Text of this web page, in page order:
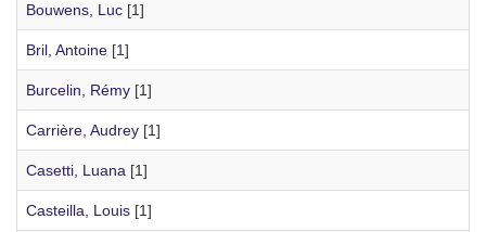
Bouwens, Luc [1]
Bril, Antoine [1]
Burcelin, Rémy [1]
Carrière, Audrey [1]
Casetti, Luana [1]
Casteilla, Louis [1]